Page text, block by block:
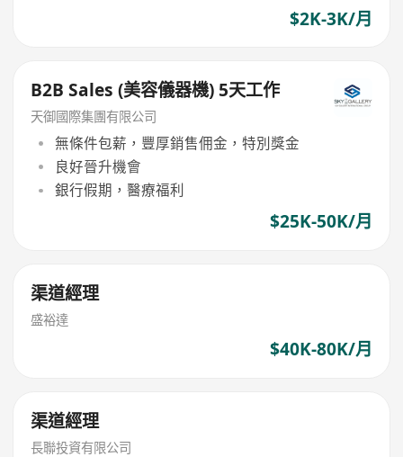
$2K-3K/月
B2B Sales (美容儀器機) 5天工作
天御國際集團有限公司
無條件包薪，豐厚銷售佣金，特別獎金
良好晉升機會
銀行假期，醫療福利
$25K-50K/月
渠道經理
盛裕達
$40K-80K/月
渠道經理
長聯投資有限公司